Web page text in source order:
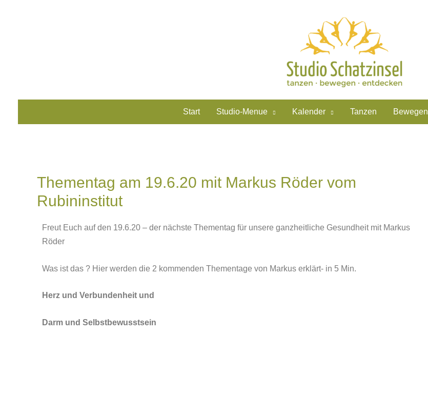
Start Studio-Menue Kalender Tanzen Bewegen
Thementag am 19.6.20 mit Markus Röder vom
Rubininstitut
Freut Euch auf den 19.6.20 – der nächste Thementag für unsere ganzheitliche Gesundheit mit Markus
Röder
Was ist das ? Hier werden die 2 kommenden Thementage von Markus erklärt- in 5 Min.
Herz und Verbundenheit und
Darm und Selbstbewusstsein